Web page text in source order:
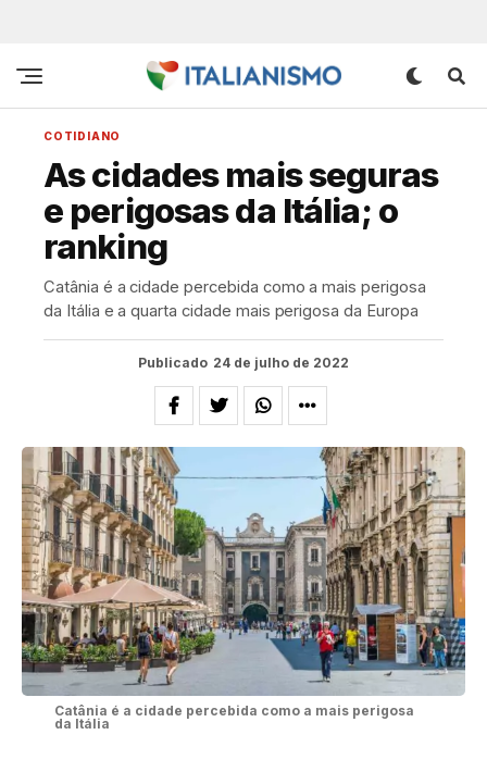
COTIDIANO
As cidades mais seguras
e perigosas da Itália; o
ranking
Catânia é a cidade percebida como a mais perigosa
da Itália e a quarta cidade mais perigosa da Europa
Publicado 24 de julho de 2022
Catânia é a cidade percebida como a mais perigosa
da Itália